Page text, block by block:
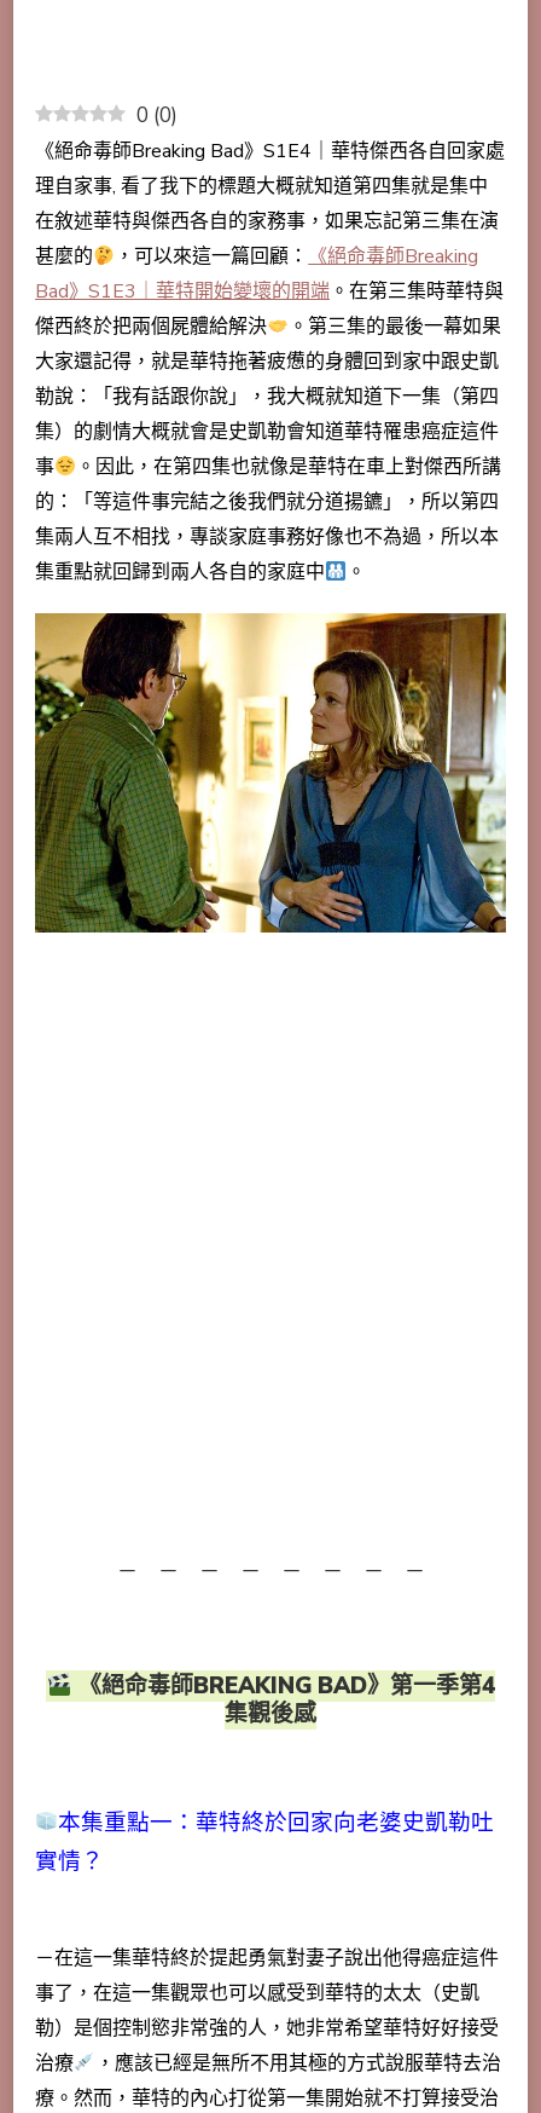
0 (0)
《絕命毒師Breaking Bad》S1E4｜華特傑西各自回家處
理自家事, 看了我下的標題大概就知道第四集就是集中
在敘述華特與傑西各自的家務事，如果忘記第三集在演
甚麼的
，可以來這一篇回顧：
《絕命毒師Breaking
Bad》S1E3｜華特開始變壞的開端 。在第三集時華特與
傑西終於把兩個屍體給解決
。第三集的最後一幕如果
大家還記得，就是華特拖著疲憊的身體回到家中跟史凱
勒說：「我有話跟你說」，我大概就知道下一集（第四
集）的劇情大概就會是史凱勒會知道華特罹患癌症這件
事
。因此，在第四集也就像是華特在車上對傑西所講
的：「等這件事完結之後我們就分道揚鑣」，所以第四
集兩人互不相找，專談家庭事務好像也不為過，所以本
集重點就回歸到兩人各自的家庭中
。
－ － － － － － － －
《絕命毒師BREAKING BAD》第一季第4
集觀後感
本集重點一：華特終於回家向老婆史凱勒吐
實情？
－在這一集華特終於提起勇氣對妻子說出他得癌症這件
事了，在這一集觀眾也可以感受到華特的太太（史凱
勒）是個控制慾非常強的人，她非常希望華特好好接受
治療
，應該已經是無所不用其極的方式說服華特去治
療。然而，華特的內心打從第一集開始就不打算接受治